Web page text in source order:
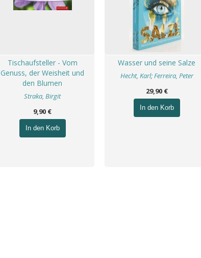
Tischaufsteller - Vom
Genuss, der Weisheit und
den Blumen
Straka, Birgit
9,90 €
In den Korb
Wasser und seine Salze
Hecht, Karl; Ferreira, Peter
29,90 €
In den Korb